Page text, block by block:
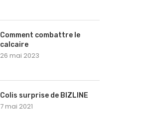
Comment combattre le
calcaire
26 mai 2023
Colis surprise de BIZLINE
7 mai 2021